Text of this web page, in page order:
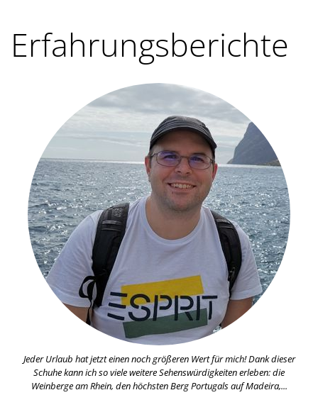
Erfahrungsberichte
Jeder Urlaub hat jetzt einen noch größeren Wert für mich! Dank dieser
Schuhe kann ich so viele weitere Sehenswürdigkeiten erleben: die
Weinberge am Rhein, den höchsten Berg Portugals auf Madeira,...